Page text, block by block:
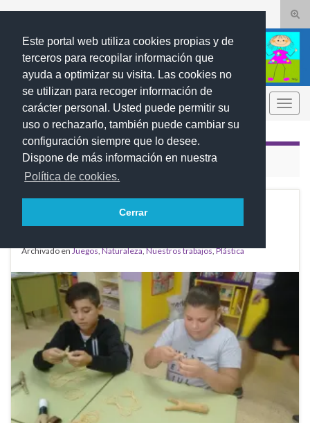
Este portal web utiliza cookies propias y de
terceros para recopilar información que
ayuda a optimizar su visita. Las cookies no
se utilizan para recoger información de
carácter personal. Usted puede permitir su
uso o rechazarlo, también puede cambiar su
configuración siempre que lo desee.
Dispone de más información en nuestra
Política de cookies.
Cerrar
el
de
Search for:
REBUMBIOS
ETIQUETA: RECICLAJE
21
Jugando a reciclar
Archivado enJuegos,Naturaleza,Nuestros trabajos,Plástica